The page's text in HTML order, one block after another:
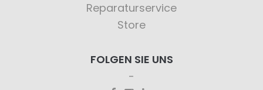
Reparaturservice
Store
FOLGEN SIE UNS